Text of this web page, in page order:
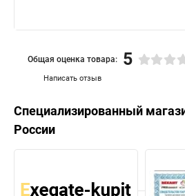
Написать отзыв
Общая оценка товара: 5
Специализированный
России